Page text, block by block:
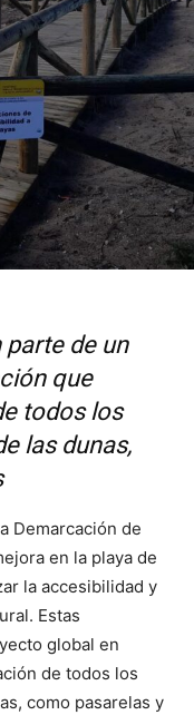
de un
que
todos los
las dunas,
Demarcación de
en la playa de
la accesibilidad y
Estas
global en
de todos los
como pasarelas y